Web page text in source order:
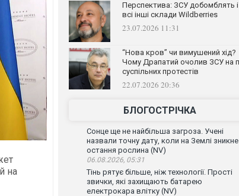
на
Перспектива: ЗСУ добомблять і
всі інші склади Wildberries
23.07.2026 11:31
“Нова кров” чи вимушений хід?
Чому Драпатий очолив ЗСУ на
суспільних протестів
22.07.2026 20:36
БЛОГОСТРІЧКА
Сонце ще не найбільша загроза. Учені
назвали точну дату, коли на Землі зникне
остання рослина (NV)
06.08.2026, 05:31
Тінь рятує більше, ніж технології. Прості
звички, які захищають батарею
електрокара влітку (NV)